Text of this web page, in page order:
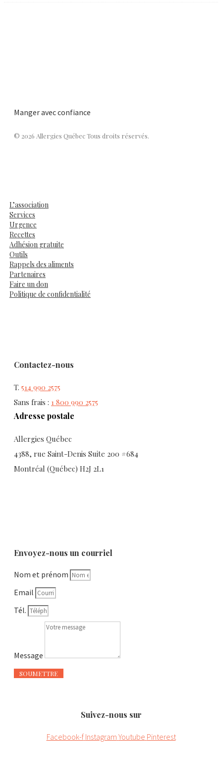
Manger avec confiance
© 2026 Allergies Québec Tous droits réservés.
L’association
Services
Urgence
Recettes
Adhésion gratuite
Outils
Rappels des aliments
Partenaires
Faire un don
Politique de confidentialité
Contactez-nous
T. 514 990 2575
Sans frais : 1 800 990 2575
Adresse postale
Allergies Québec
4388, rue Saint-Denis Suite 200 #684
Montréal (Québec) H2J 2L1
Envoyez-nous un courriel
Nom et prénom
Email
Tél.
Message
SOUMETTRE
Suivez-nous sur
Facebook-f Instagram Youtube Pinterest